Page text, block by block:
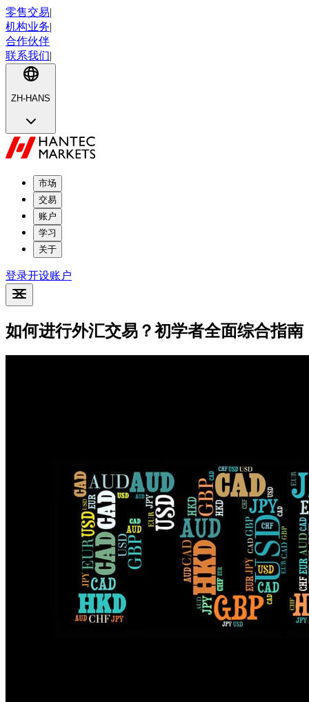
零售交易|
机构业务|
合作伙伴
联系我们|
ZH-HANS
市场
交易
账户
学习
关于
登录开设账户
如何进行外汇交易？初学者全面综合指南